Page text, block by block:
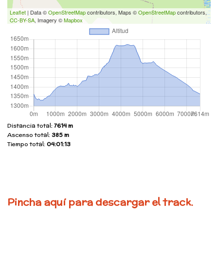
Leaflet | Data ©OpenStreetMapcontributors, Maps ©OpenStreetMapcontributors,
CC-BY-SA, Imagery ©Mapbox
Distancia total:7614 m
Ascenso total:385 m
Tiempo total:04:01:13
Pincha aquí para descargar el track.